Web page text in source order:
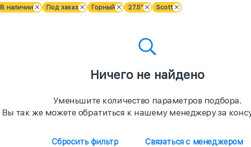
В наличии Под заказ Горный 27.5" Scott
Ничего не найдено
Уменьшите количество параметров подбора.
Вы так же можете обратиться к нашему менеджеру за
Сбросить фильтр Связаться с менеджером